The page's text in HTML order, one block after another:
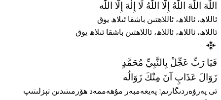
اللّٰهَ اللّٰهَ اللّٰهُ إِلَّا اللّٰهُ لَا إِلٰهَ إِلَّا اللّٰه
ئاللاھ، ئاللاھ، ئاللاھتىن باشقا ئىلاھ يوق
ئاللاھ، ئاللاھ، ئاللاھ، ئاللاھتىن باشقا ئىلاھ يوق
فَيَا رَبِّ عَجِّلْ بِالنَّبِيِّ مُحَمَّدٍ
زَوَالَ عَذَابٍ آنَ مِنْكَ زَوَالُه
ئى پەرۋەردىگارىم! پەيغەمبەر مۇھەممەد ھۆرمىتىدىن تېزلىتىپ